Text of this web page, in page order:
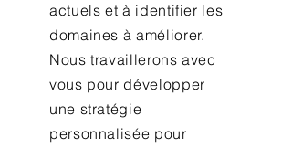
actuels et à identifier les
domaines à améliorer.
Nous travaillerons avec
vous pour développer
une stratégie
personnalisée pour